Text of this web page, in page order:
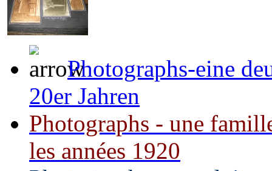
Photographs-eine
20er Jahren
Photographs - une
les années 1920